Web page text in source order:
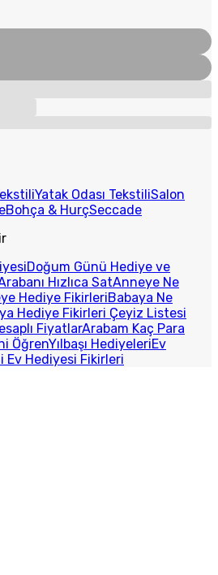
Yatak Odası TekstiliSalon
Bohça & HurçSeccade
Doğum Günü Hediye ve
Hızlıca SatAnneye Ne
Hediye FikirleriBabaya Ne
Hediye Fikirleri Çeyiz Listesi
FiyatlarArabam Kaç Para
ÖğrenYılbaşı HediyeleriEv
Ev Hediyesi Fikirleri